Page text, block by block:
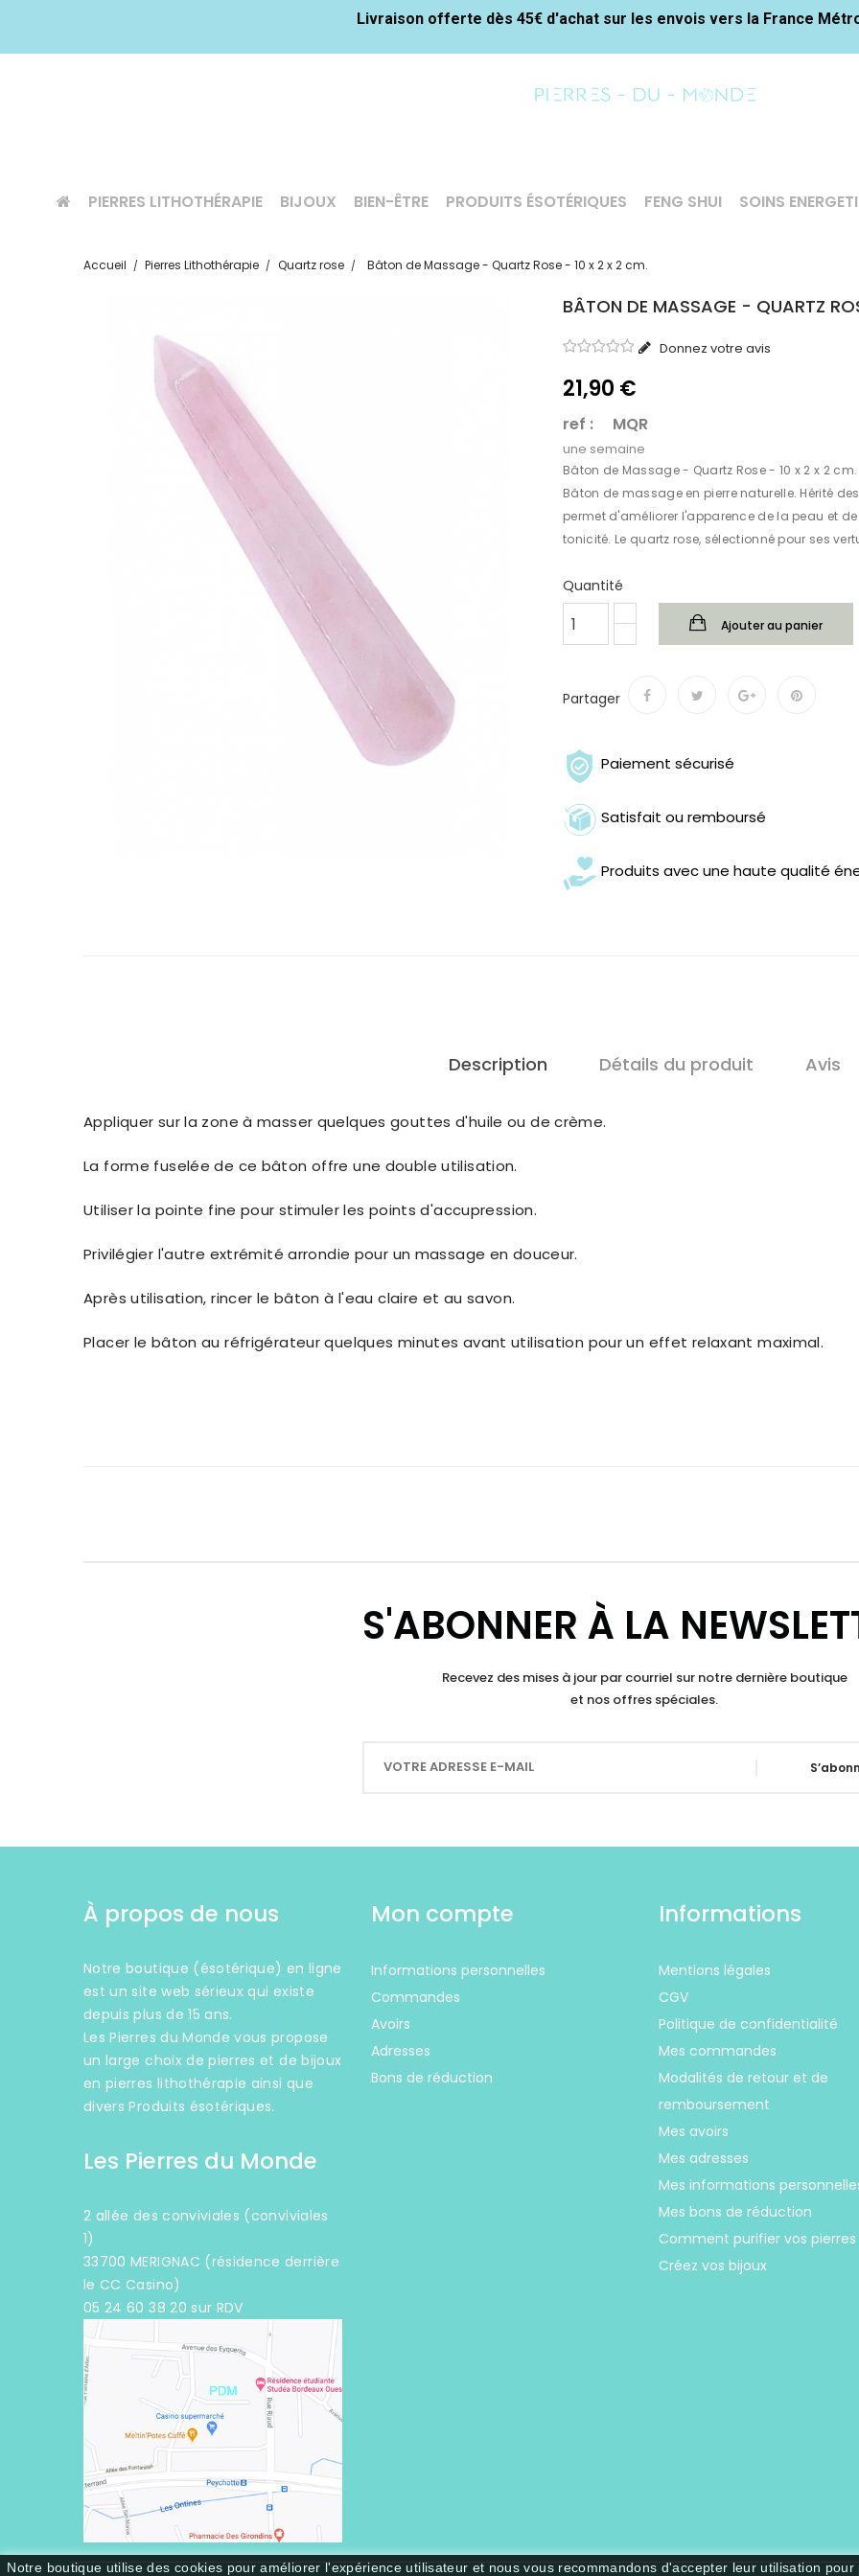
Livraison offerte dès 45€ d'achat sur les envois vers la France
PIERRES LITHOTHÉRAPIE BIJOUX BIEN-ÊTRE PRODUITS ÉSOTÉRIQUES FENG SHUI SOINS
Accueil Pierres Lithothérapie Quartz rose Bâton de Massage - Quartz Rose - 10 x 2 x 2 cm.
BÂTON DE MASSAGE - QUARTZ
Donnez votre avis
21,90 €
ref : MQR
une semaine
Bâton de Massage - Quartz Rose - 10 x 2 x 2 cm.
Bâton de massage en pierre naturelle. Hérité
permet d'améliorer l'apparence de la peau et
tonicité. Le quartz rose, sélectionné pour ses
Quantité
Ajouter au panier
Partager
Paiement sécurisé
Satisfait ou remboursé
Produits avec une haute qualité
Description Détails du produit Avis
Appliquer sur la zone à masser quelques gouttes d'huile ou de crème.
La forme fuselée de ce bâton offre une double utilisation.
Utiliser la pointe fine pour stimuler les points d'accupression.
Privilégier l'autre extrémité arrondie pour un massage en douceur.
Après utilisation, rincer le bâton à l'eau claire et au savon.
Placer le bâton au réfrigérateur quelques minutes avant utilisation pour un effet relaxant maximal.
S'ABONNER À LA
Recevez des mises à jour par courriel sur notre dernière boutique
et nos offres spéciales.
Notre boutique utilise des cookies pour améliorer l'expérience utilisateur et nous vous recommandons d'accepter leur utilisation
À propos de nous
Notre boutique (ésotérique) en ligne
est un site web sérieux qui existe
depuis plus de 15 ans.
Les Pierres du Monde vous propose
un large choix de pierres et de bijoux
en pierres lithothérapie ainsi que
divers Produits ésotériques.
Les Pierres du Monde
2 allée des conviviales (conviviales
1)
33700 MERIGNAC (résidence derrière
le CC Casino)
05 24 60 38 20 sur RDV
Mon compte
Informations personnelles
Commandes
Avoirs
Adresses
Bons de réduction
Informations
Mentions légales
CGV
Politique de confidentialité
Mes commandes
Modalités de retour et de
remboursement
Mes avoirs
Mes adresses
Mes informations
Mes bons de réduction
Comment purifier vos pierres
Créez vos bijoux